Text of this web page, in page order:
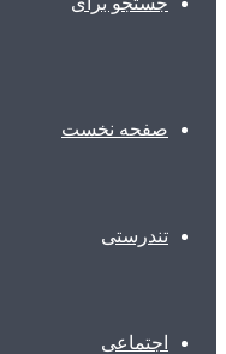
صفحه نخست
تندرستی
اجتماعی